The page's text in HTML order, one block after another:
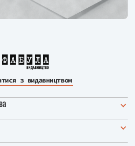
з видавництвом